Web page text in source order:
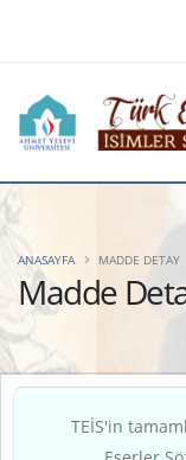
Madde
ANASAYFA MADDE DETAY
TEİS'in